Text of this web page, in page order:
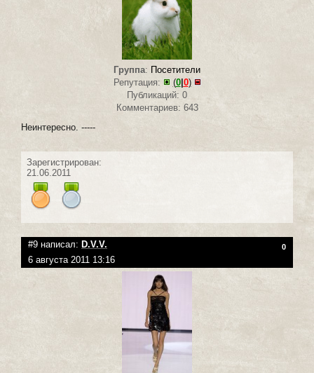
Группа: Посетители
Репутация:
(0| 0)
Публикаций: 0
Комментариев: 643
Неинтересно. -----
Зарегистрирован:
21.06.2011
#9 написал: D.V.V. 0
6 августа 2011 13:16